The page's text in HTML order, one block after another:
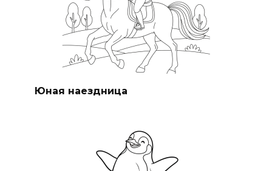
Юная наездница